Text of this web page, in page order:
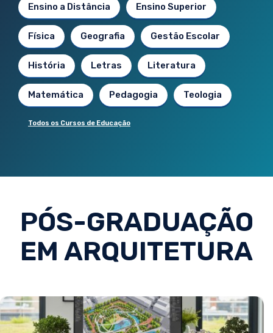
Ensino a Distância Ensino Superior
Física Geografia Gestão Escolar
História Letras Literatura
Matemática Pedagogia Teologia
Todos os Cursos de Educação
PÓS-GRADUAÇÃO
EM ARQUITETURA